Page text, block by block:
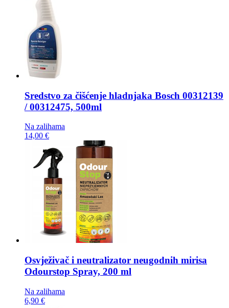
Sredstvo za čišćenje hladnjaka Bosch 00312139
/ 00312475, 500ml
Na zalihama
14,00 €
Osvježivač i neutralizator neugodnih mirisa
Odourstop Spray, 200 ml
Na zalihama
6,90 €